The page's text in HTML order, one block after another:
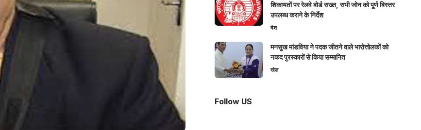
शिकायतों पर रेलवे बोर्ड सख्त, सभी जोन को पूर्ण बिस्तर
उपलब्ध कराने के निर्देश
देश
मनसुख मांडविया ने पदक जीतने वाले भारोत्तोलकों को
नकद पुरस्कारों से किया सम्मानित
खेल
Follow US